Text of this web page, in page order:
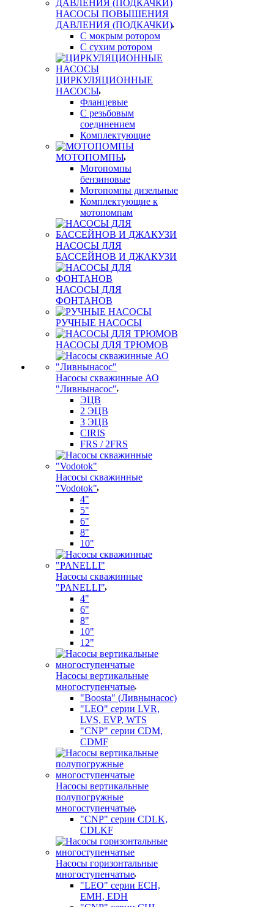
НАСОСЫ ПОВЫШЕНИЯ
ДАВЛЕНИЯ (ПОДКАЧКИ)
С мокрым ротором
С сухим ротором
ЦИРКУЛЯЦИОННЫЕ
НАСОСЫ
Фланцевые
С резьбовым
соединением
Комплектующие
МОТОПОМПЫ
Мотопомпы
бензиновые
Мотопомпы дизельные
Комплектующие к
мотопомпам
НАСОСЫ ДЛЯ
БАССЕЙНОВ И ДЖАКУЗИ
НАСОСЫ ДЛЯ
ФОНТАНОВ
РУЧНЫЕ НАСОСЫ
НАСОСЫ ДЛЯ ТРЮМОВ
Насосы скважинные АО
"Ливнынасос"
ЭЦВ
2 ЭЦВ
3 ЭЦВ
CIRIS
FRS / 2FRS
Насосы скважинные
"Vodotok"
4"
5"
6"
8"
10"
Насосы скважинные
"PANELLI"
4"
6"
8"
10"
12"
Насосы вертикальные
многоступенчатые
"Boosta" (Ливнынасос)
"LEO" серии LVR,
LVS, EVP, WTS
"CNP" серии CDM,
CDMF
Насосы вертикальные
полупогружные
многоступенчатые
"CNP" серии CDLK,
CDLKF
Насосы горизонтальные
многоступенчатые
"LEO" серии ECH,
EMH, EDH